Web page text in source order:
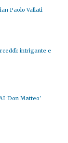
Paolo Vallati
intrigante e
'Don Matteo'